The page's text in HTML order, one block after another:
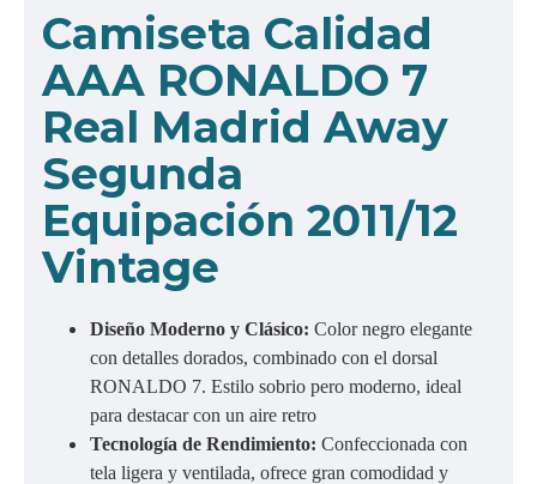
Camiseta Calidad
AAA RONALDO 7
Real Madrid Away
Segunda
Equipación 2011/12
Vintage
Diseño Moderno y Clásico: Color negro elegante
con detalles dorados, combinado con el dorsal
RONALDO 7. Estilo sobrio pero moderno, ideal
para destacar con un aire retro
Tecnología de Rendimiento: Confeccionada con
tela ligera y ventilada, ofrece gran comodidad y